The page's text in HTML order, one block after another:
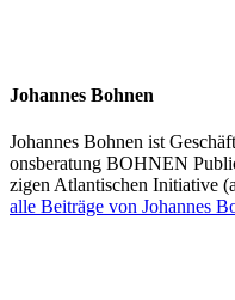
Johannes Bohnen
Johannes Bohnen ist
ons­be­ratung BOHNEN
zigen Atlan­ti­schen Initiative
alle Beiträge von Johannes